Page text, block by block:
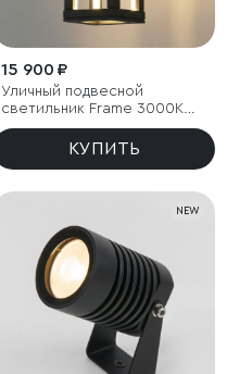
15 900 ₽
Уличный подвесной
светильник Frame 3000K
чёрный
КУПИТЬ
NEW